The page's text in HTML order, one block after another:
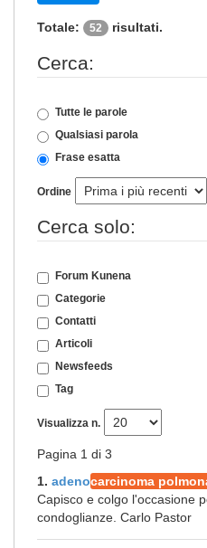
Totale: 52 risultati.
Cerca:
Tutte le parole
Qualsiasi parola
Frase esatta
Ordine
Cerca solo:
Forum Kunena
Categorie
Contatti
Articoli
Newsfeeds
Tag
Visualizza n.
Pagina 1 di 3
1. adenocarcinoma
Capisco e colgo l'occasione
condoglianze. Carlo Pastor